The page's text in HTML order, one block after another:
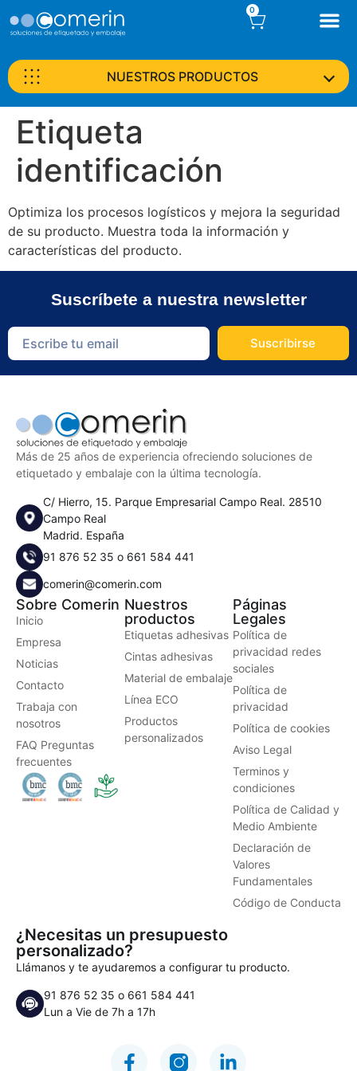
0
NUESTROS PRODUCTOS
Etiqueta
identificación
Optimiza los procesos logísticos y mejora la seguridad
de su producto. Muestra toda la información y
características del producto.
Suscríbete a nuestra newsletter
Suscribirse
Más de 25 años de experiencia ofreciendo soluciones de
etiquetado y embalaje con la última tecnología.
C/ Hierro, 15. Parque Empresarial Campo Real. 28510
Campo Real
Madrid. España
91 876 52 35 o 661 584 441
comerin@comerin.com
Sobre Comerin
Inicio
Empresa
Noticias
Contacto
Trabaja con
nosotros
FAQ Preguntas
frecuentes
Nuestros
productos
Etiquetas adhesivas
Cintas adhesivas
Material de embalaje
Línea ECO
Productos
personalizados
Páginas
Legales
Política de
privacidad redes
sociales
Política de
privacidad
Política de cookies
Aviso Legal
Terminos y
condiciones
Política de Calidad y
Medio Ambiente
Declaración de
Valores
Fundamentales
Código de Conducta
¿Necesitas un presupuesto
personalizado?
Llámanos y te ayudaremos a configurar tu producto.
91 876 52 35 o 661 584 441
Lun a Vie de 7h a 17h